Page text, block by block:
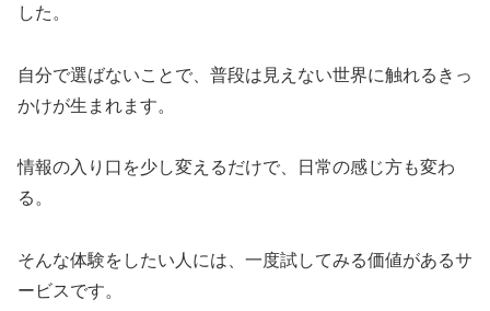
した。
自分で選ばないことで、普段は見えない世界に触れるきっ
かけが生まれます。
情報の入り口を少し変えるだけで、日常の感じ方も変わ
る。
そんな体験をしたい人には、一度試してみる価値があるサ
ービスです。